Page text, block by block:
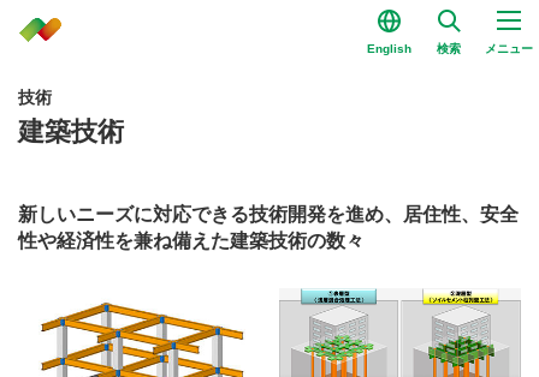
English 検索 メニュー
技術
建築技術
新しいニーズに対応できる技術開発を進め、居住性、安全
性や経済性を兼ね備えた建築技術の数々